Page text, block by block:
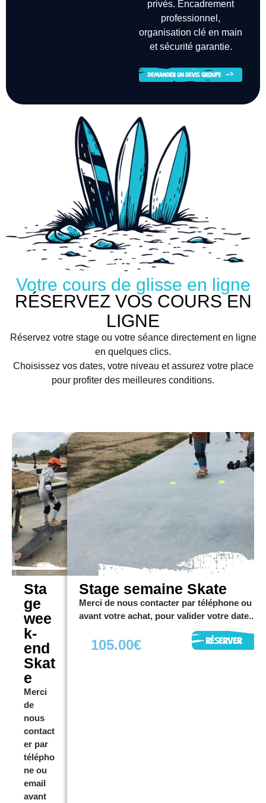
privés. Encadrement
professionnel,
organisation clé en main
et sécurité garantie.
Votre cours de glisse en ligne
RÉSERVEZ VOS COURS EN
LIGNE
Réservez votre stage ou votre séance directement en ligne
en quelques clics.
Choisissez vos dates, votre niveau et assurez votre place
pour profiter des meilleures conditions.
Sta
ge
wee
k-
end
Skat
e
Merci
de
nous
contact
er par
télépho
ne ou
email
avant
Stage semaine Skate
Merci de nous contacter par téléphone ou
avant votre achat, pour valider votre date...
105.00€